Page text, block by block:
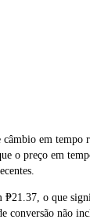
em
o preço em
₱21.37, o que
conversão não